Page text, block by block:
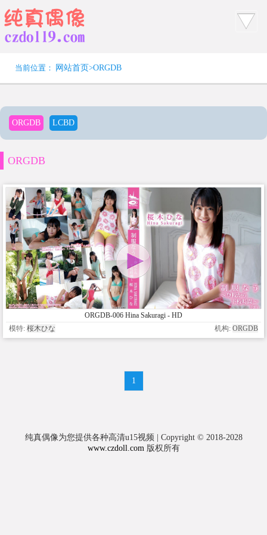
当前位置： 网站首页>ORGDB
ORGDB LCBD
ORGDB
ORGDB-006 Hina Sakuragi - HD
模特: 桜木ひな 机构: ORGDB
1
纯真偶像为您提供各种高清u15视频 | Copyright © 2018-2028
www.czdoll.com 版权所有